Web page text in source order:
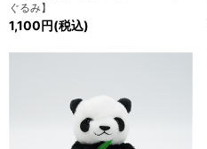
ぐるみ】
1,100円(税込)